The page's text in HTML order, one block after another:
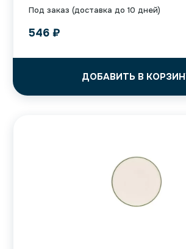
Под заказ (доставка до 10 дней)
546 ₽
ДОБАВИТЬ В